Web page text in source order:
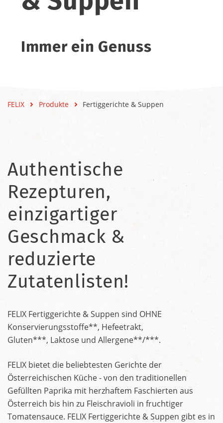
Immer ein Genuss
FELIX Produkte Fertiggerichte & Suppen
Authentische
Rezepturen,
einzigartiger
Geschmack &
reduzierte
Zutatenlisten!
FELIX Fertiggerichte & Suppen sind OHNE
Konservierungsstoffe**, Hefeetrakt,
Gluten***, Laktose und Allergene**/***.
FELIX bietet die beliebtesten Gerichte der
Österreichischen Küche - von den traditionellen
Gefüllten Paprika mit herzhaftem Faschierten aus
Österreich bis hin zu Fleischravioli in fruchtiger
Tomatensauce. FELIX Fertiggerichte & Suppen gibt es in